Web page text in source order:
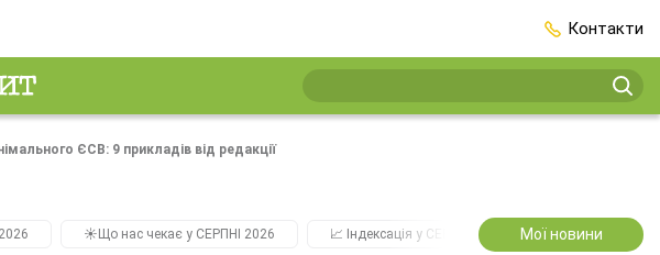
Контакти
ЄСВ: 9 прикладів від редакції
☀️Що нас чекає у СЕРПНІ 2026 📈 Індексація у СЕРПНІ 2️⃣0️⃣2️⃣7️⃣ Усі
Мої новини